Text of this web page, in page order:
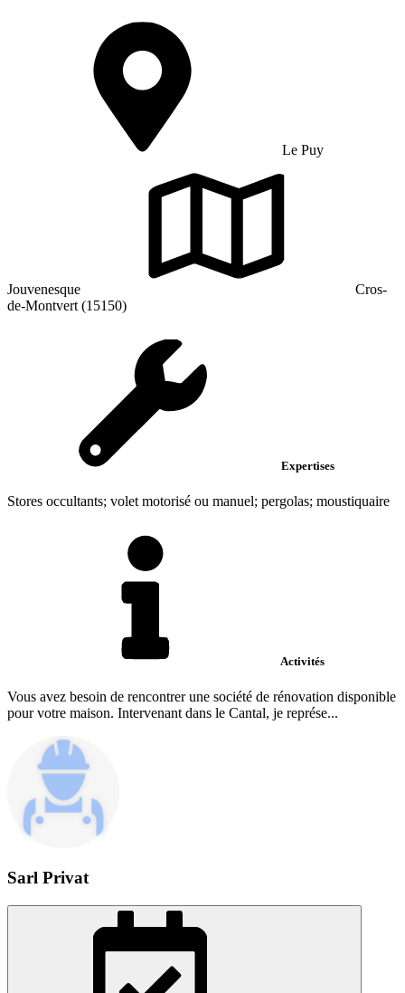
Le Puy
Jouvenesque
Cros-
de-Montvert (15150)
Expertises
Stores occultants; volet motorisé ou manuel; pergolas; moustiquaire
Activités
Vous avez besoin de rencontrer une société de rénovation disponible
pour votre maison. Intervenant dans le Cantal, je représe...
Sarl Privat